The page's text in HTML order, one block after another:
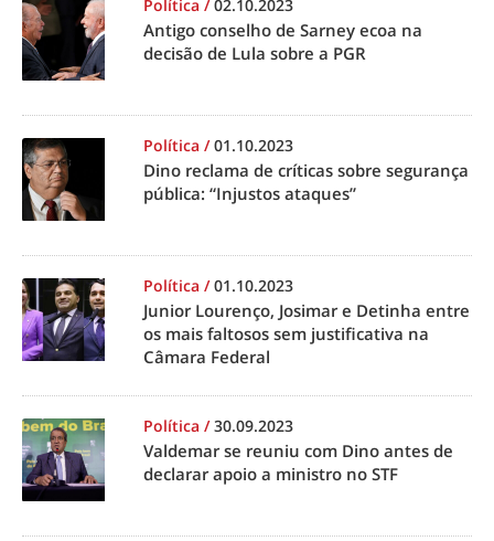
Política /02.10.2023
Antigo conselho de Sarney ecoa na
decisão de Lula sobre a PGR
Política /01.10.2023
Dino reclama de críticas sobre segurança
pública: “Injustos ataques”
Política /01.10.2023
Junior Lourenço, Josimar e Detinha entre
os mais faltosos sem justificativa na
Câmara Federal
Política /30.09.2023
Valdemar se reuniu com Dino antes de
declarar apoio a ministro no STF